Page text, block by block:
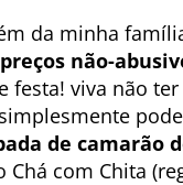
da minha
não-
festa! viva não
de camarão
com Chita